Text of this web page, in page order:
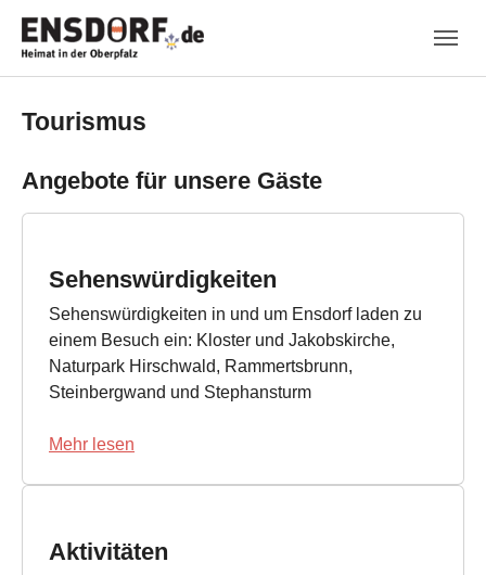
Tourismus
Angebote für unsere Gäste
Sehenswürdigkeiten
Sehenswürdigkeiten in und um Ensdorf laden zu
einem Besuch ein: Kloster und Jakobskirche,
Naturpark Hirschwald, Rammertsbrunn,
Steinbergwand und Stephansturm
Mehr lesen
Aktivitäten